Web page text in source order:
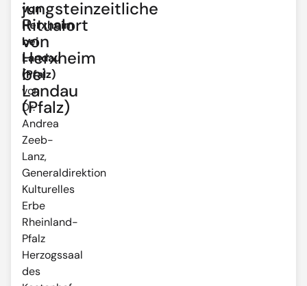
jungsteinzeitliche
Ritualort
von
Herxheim
bei
Landau
(Pfalz)
von
Herxheim
bei
Landau
(Pfalz)
von
Dr.
Andrea
Zeeb-
Lanz,
Generaldirektion
Kulturelles
Erbe
Rheinland-
Pfalz
Herzogssaal
des